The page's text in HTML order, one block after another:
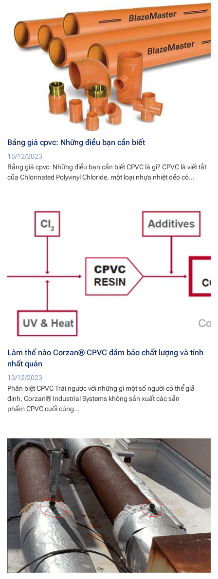
Bảng giá cpvc: Những điều bạn cần biết
15/12/2023
Bảng giá cpvc: Những điều bạn cần biết CPVC là gì? CPVC là viết tắt
của Chlorinated Polyvinyl Chloride, một loại nhựa nhiệt dẻo có...
Làm thế nào Corzan® CPVC đảm bảo chất lượng và tính
nhất quán
13/12/2023
Phân biệt CPVC Trái ngược với những gì một số người có thể giả
định, Corzan® Industrial Systems không sản xuất các sản
phẩm CPVC cuối cùng...